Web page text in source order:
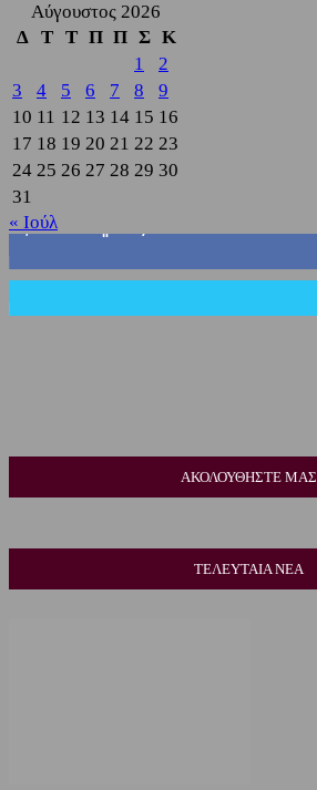
Αύγουστος 2026
Δ
Τ Τ Π Π Σ Κ
1
2
3
4 5 6 7 8
9
10 11 12 13 14 15 16
17 18 19 20 21 22 23
24 25 26 27 28 29 30
31
« Ιούλ
3,822
ΑΚΟΛΟΥΘΗΣΤΕ ΜΑΣ
ΤΕΛΕΥΤΑΙΑ ΝΕΑ